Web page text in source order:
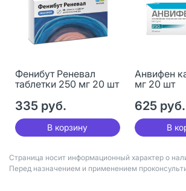
Фенибут Реневал
таблетки 250 мг 20 шт
335 руб.
В корзину
Анвифен
мг 20 шт
625 руб.
В
Страница носит информационный характер о
Перед назначением и применением